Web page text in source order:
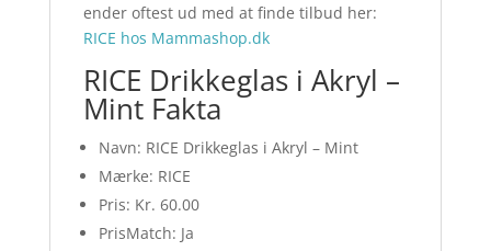
ender oftest ud med at finde tilbud her:
RICE hos Mammashop.dk
RICE Drikkeglas i Akryl –
Mint Fakta
Navn: RICE Drikkeglas i Akryl – Mint
Mærke: RICE
Pris: Kr. 60.00
PrisMatch: Ja